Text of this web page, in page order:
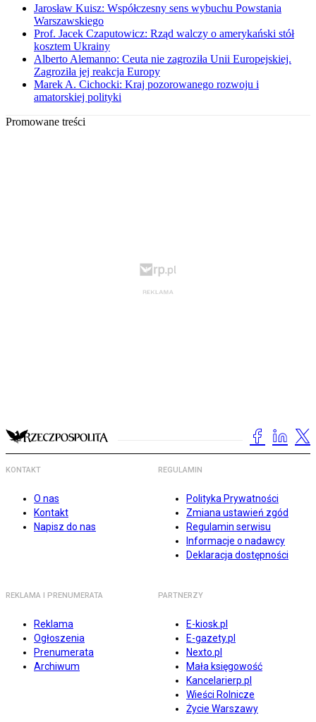
Jarosław Kuisz: Współczesny sens wybuchu Powstania
Warszawskiego
Prof. Jacek Czaputowicz: Rząd walczy o amerykański stół
kosztem Ukrainy
Alberto Alemanno: Ceuta nie zagroziła Unii Europejskiej.
Zagroziła jej reakcja Europy
Marek A. Cichocki: Kraj pozorowanego rozwoju i
amatorskiej polityki
Promowane treści
KONTAKT
O nas
Kontakt
Napisz do nas
REGULAMIN
Polityka Prywatności
Zmiana ustawień zgód
Regulamin serwisu
Informacje o nadawcy
Deklaracja dostępności
REKLAMA I PRENUMERATA
Reklama
Ogłoszenia
Prenumerata
Archiwum
PARTNERZY
E-kiosk.pl
E-gazety.pl
Nexto.pl
Mała księgowość
Kancelarierp.pl
Wieści Rolnicze
Życie Warszawy